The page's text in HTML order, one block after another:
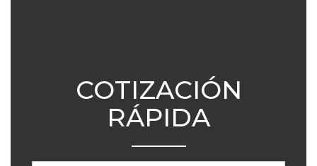
COTIZACIÓN
RÁPIDA